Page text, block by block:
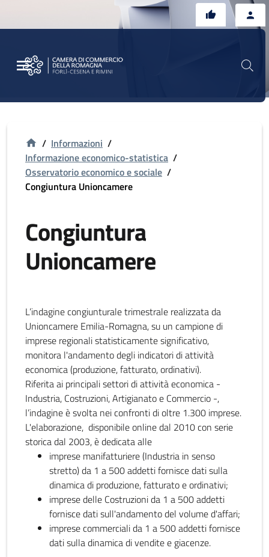
/ Informazioni /
Informazione economico-statistica /
Osservatorio economico e sociale /
Congiuntura Unioncamere
Congiuntura
Unioncamere
L’indagine congiunturale trimestrale realizzata da
Unioncamere Emilia-Romagna, su un campione di
imprese regionali statisticamente significativo,
monitora l'andamento degli indicatori di attività
economica (produzione, fatturato, ordinativi).
Riferita ai principali settori di attività economica -
Industria, Costruzioni, Artigianato e Commercio -,
l’indagine è svolta nei confronti di oltre 1.300 imprese.
L'elaborazione, disponibile online dal 2010 con serie
storica dal 2003, è dedicata alle
imprese manifatturiere (Industria in senso
stretto) da 1 a 500 addetti fornisce dati sulla
dinamica di produzione, fatturato e ordinativi;
imprese delle Costruzioni da 1 a 500 addetti
fornisce dati sull'andamento del volume d'affari;
imprese commerciali da 1 a 500 addetti fornisce
dati sulla dinamica di vendite e giacenze.